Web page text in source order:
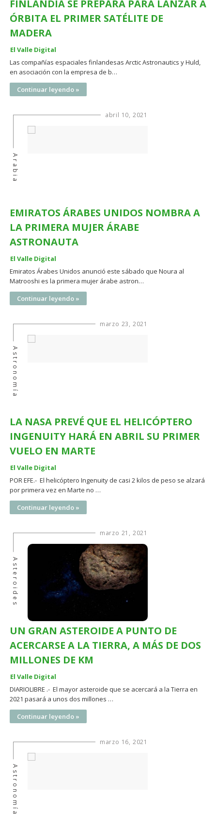
FINLANDIA SE PREPARA PARA LANZAR A
ÓRBITA EL PRIMER SATÉLITE DE
MADERA
El Valle Digital
Las compañías espaciales finlandesas Arctic Astronautics y Huld,
en asociación con la empresa de b…
Continuar leyendo »
abril 10, 2021
Arabia
EMIRATOS ÁRABES UNIDOS NOMBRA A
LA PRIMERA MUJER ÁRABE
ASTRONAUTA
El Valle Digital
Emiratos Árabes Unidos anunció este sábado que Noura al
Matrooshi es la primera mujer árabe astron…
Continuar leyendo »
marzo 23, 2021
Astronomía
LA NASA PREVÉ QUE EL HELICÓPTERO
INGENUITY HARÁ EN ABRIL SU PRIMER
VUELO EN MARTE
El Valle Digital
POR EFE.- El helicóptero Ingenuity de casi 2 kilos de peso se alzará
por primera vez en Marte no …
Continuar leyendo »
marzo 21, 2021
Asteroides
UN GRAN ASTEROIDE A PUNTO DE
ACERCARSE A LA TIERRA, A MÁS DE DOS
MILLONES DE KM
El Valle Digital
DIARIOLIBRE .- El mayor asteroide que se acercará a la Tierra en
2021 pasará a unos dos millones …
Continuar leyendo »
marzo 16, 2021
Astronomía